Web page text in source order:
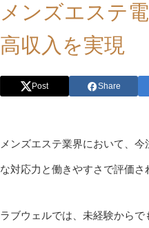
メンズエステ
高収入を実現
Post Share
メンズエステ業界において、
な対応力と働きやすさで評価さ
ラブウェルでは、未経験から